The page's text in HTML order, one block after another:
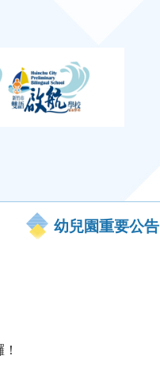
幼兒園重要公告